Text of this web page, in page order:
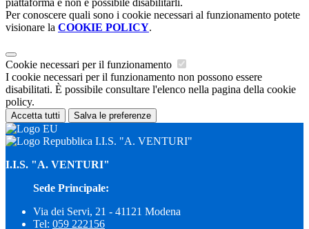
Per conoscere quali sono i cookie necessari al funzionamento potete
visionare la COOKIE POLICY.
Cookie necessari per il funzionamento
I cookie necessari per il funzionamento non possono essere
disabilitati. È possibile consultare l'elenco nella pagina della cookie
policy.
Accetta tutti Salva le preferenze
I.I.S. "A. VENTURI"
I.I.S. "A. VENTURI"
Sede Principale:
Via dei Servi, 21 - 41121 Modena
Tel: 059 222156